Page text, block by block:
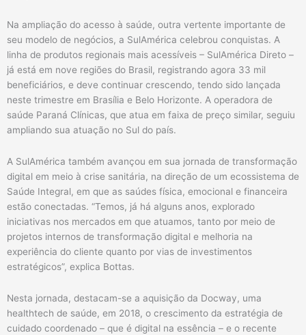
Na ampliação do acesso à saúde, outra vertente importante de
seu modelo de negócios, a SulAmérica celebrou conquistas. A
linha de produtos regionais mais acessíveis – SulAmérica Direto –
já está em nove regiões do Brasil, registrando agora 33 mil
beneficiários, e deve continuar crescendo, tendo sido lançada
neste trimestre em Brasília e Belo Horizonte. A operadora de
saúde Paraná Clínicas, que atua em faixa de preço similar, seguiu
ampliando sua atuação no Sul do país.
A SulAmérica também avançou em sua jornada de transformação
digital em meio à crise sanitária, na direção de um ecossistema de
Saúde Integral, em que as saúdes física, emocional e financeira
estão conectadas. “Temos, já há alguns anos, explorado
iniciativas nos mercados em que atuamos, tanto por meio de
projetos internos de transformação digital e melhoria na
experiência do cliente quanto por vias de investimentos
estratégicos”, explica Bottas.
Nesta jornada, destacam-se a aquisição da Docway, uma
healthtech de saúde, em 2018, o crescimento da estratégia de
cuidado coordenado – que é digital na essência – e o recente